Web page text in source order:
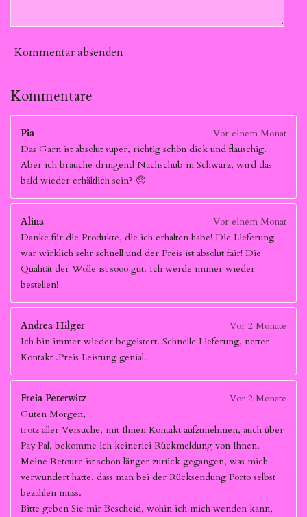
Kommentar absenden
Kommentare
Pia
Vor einem Monat
Das Garn ist absolut super, richtig schön dick und flauschig.
Aber ich brauche dringend Nachschub in Schwarz, wird das
bald wieder erhältlich sein? 🥺
Alina
Vor einem Monat
Danke für die Produkte, die ich erhalten habe! Die Lieferung
war wirklich sehr schnell und der Preis ist absolut fair! Die
Qualität der Wolle ist sooo gut. Ich werde immer wieder
bestellen!
Andrea Hilger
Vor 2 Monate
Ich bin immer wieder begeistert. Schnelle Lieferung, netter
Kontakt .Preis Leistung genial.
Freia Peterwitz
Vor 2 Monate
Guten Morgen,
trotz aller Versuche, mit Ihnen Kontakt aufzunehmen, auch über
Pay Pal, bekomme ich keinerlei Rückmeldung von Ihnen.
Meine Retoure ist schon länger zurück gegangen, was mich
verwundert hatte, dass man bei der Rücksendung Porto selbst
bezahlen muss.
Bitte geben Sie mir Bescheid, wohin ich mich wenden kann,